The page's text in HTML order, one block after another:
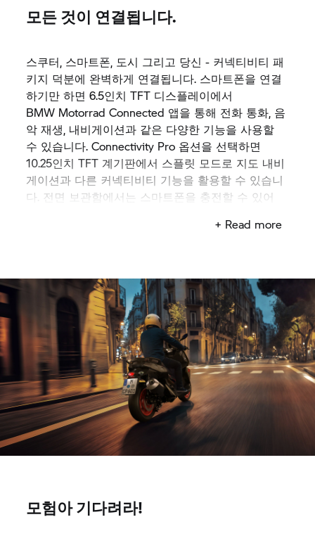
모든 것이 연결됩니다.
스쿠터, 스마트폰, 도시 그리고 당신 - 커넥티비티 패
키지 덕분에 완벽하게 연결됩니다. 스마트폰을 연결
하기만 하면 6.5인치 TFT 디스플레이에서
BMW Motorrad Connected 앱을 통해 전화 통화, 음
악 재생, 내비게이션과 같은 다양한 기능을 사용할
수 있습니다. Connectivity Pro 옵션을 선택하면
10.25인치 TFT 계기판에서 스플릿 모드로 지도 내비
게이션과 다른 커넥티비티 기능을 활용할 수 있습니
다. 전면 보관함에서는 스마트폰을 충전할 수 있어
+ Read more
모험아 기다려라!